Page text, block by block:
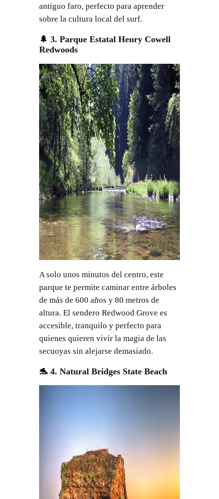
antiguo faro, perfecto para aprender
sobre la cultura local del surf.
🌲 3. Parque Estatal Henry Cowell
Redwoods
A solo unos minutos del centro, este
parque te permite caminar entre árboles
de más de 600 años y 80 metros de
altura. El sendero Redwood Grove es
accesible, tranquilo y perfecto para
quienes quieren vivir la magia de las
secuoyas sin alejarse demasiado.
🐬 4. Natural Bridges State Beach